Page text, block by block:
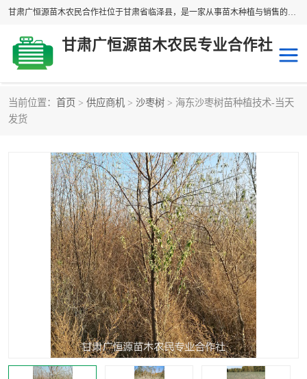
甘肃广恒源苗木农民合作社位于甘肃省临泽县，是一家从事苗木种植与销售的农民合作组织，合作社拥有苗木基地1500多亩，种植苗木品种40多个，年产各类苗木2000多万株。主营：白刺苗、红柳苗、梭梭苗等，我们以“种植一流的苗子，诚信经营”的经营理念，竭诚为每一位客户做优质的服务，欢迎来电咨询！
甘肃广恒源苗木农民专业合作社
当前位置： 首页 > 供应商机 > 沙枣树 > 海东沙枣树苗种植技术-当天
发货新疆杨
圆冠榆 柠条
白刺苗
沙枣树 红柳苗
沙棘苗 柽柳苗
砂生槐 四翅滨藜